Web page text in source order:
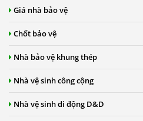
Giá nhà bảo vệ
Chốt bảo vệ
Nhà bảo vệ khung thép
Nhà vệ sinh công cộng
Nhà vệ sinh di động D&D